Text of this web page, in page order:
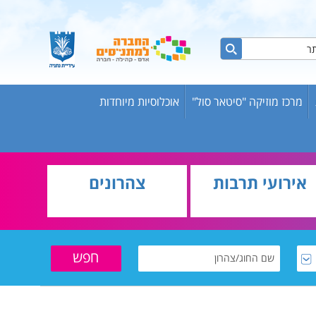
ברשת
מרכז מוזיקה "סיטאר סול" אוכלוסיות מיוחדות
אירועי תרבות צהרונים